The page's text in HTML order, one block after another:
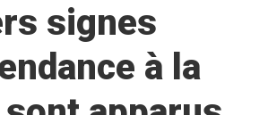
signes
à la